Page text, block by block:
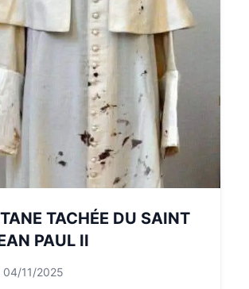
TACHÉE DU SAINT
PAUL II
04/11/2025